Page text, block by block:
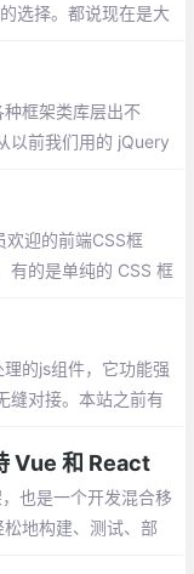
选择。都说现在是大
框架类库层出不
以前我们用的 jQuery
在的 React、Vue
迎的前端CSS框
有的是单纯的 CSS 框
的js组件，它功能强
缝对接。本站之前有
Vue 和 React
也是一个开发混合移
地构建、测试、部